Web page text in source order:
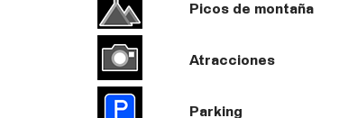
Picos de montaña
Atracciones
Parking